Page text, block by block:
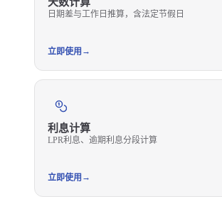
日期差与工作日推算，含法定节假日
立即使用 →
利息计算
LPR利息、逾期利息分段计算
立即使用 →